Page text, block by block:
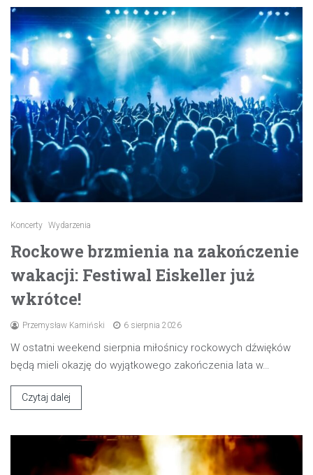
Koncerty Wydarzenia
Rockowe brzmienia na zakończenie
wakacji: Festiwal Eiskeller już
wkrótce!
Przemysław Kamiński 6 sierpnia 2026
W ostatni weekend sierpnia miłośnicy rockowych dźwięków
będą mieli okazję do wyjątkowego zakończenia lata w…
Czytaj dalej